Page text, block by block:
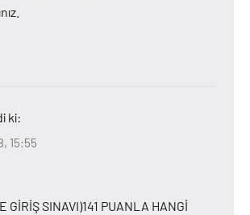
ki:
15:55
GİRİŞ SINAVI)141 PUANLA HANGİ